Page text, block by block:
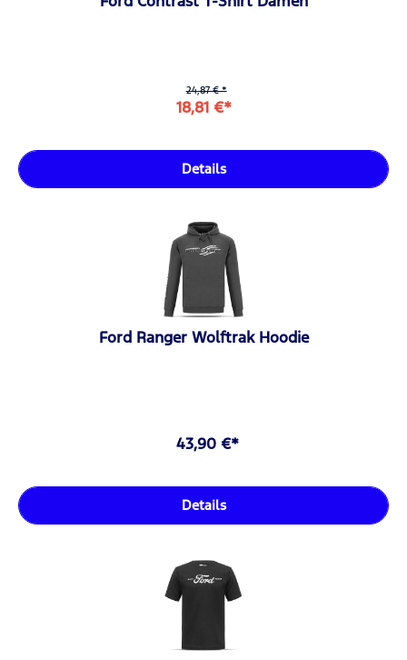
24,87 € *
18,81 €*
Details
Ford Ranger Wolftrak Hoodie
43,90 €*
Details